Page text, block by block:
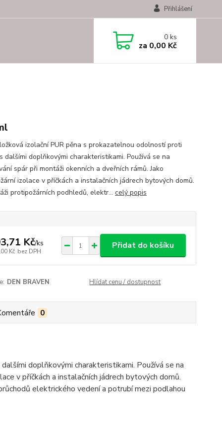
Přihlášení
0ks
za 0,00 Kč
izolační PUR pěna s prokazatelnou odolností proti
dalšími doplňkovými charakteristikami. Používá se na
spár při montáži okenních a dveřních rámů. Jako
izolace v příčkách a instalačních jádrech bytových domů.
protipožárních podhledů, elektr... celý popis
Kč/ks
Kč bez DPH
Přidat do košíku
DEN BRAVEN Hlídat cenu / dostupnost
0
doplňkovými charakteristikami. Používá se na
v příčkách a instalačních jádrech bytových domů.
elektrického vedení a potrubí mezi podlahou